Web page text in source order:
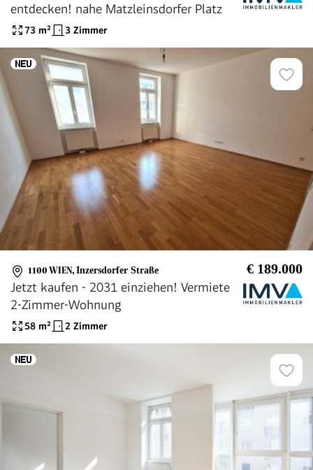
entdecken! nahe Matzleinsdorfer Platz
73 m² 3 Zimmer
1100 WIEN, Inzersdorfer Straße € 189.000
Jetzt kaufen - 2031 einziehen! Vermiete
2-Zimmer-Wohnung
58 m² 2 Zimmer